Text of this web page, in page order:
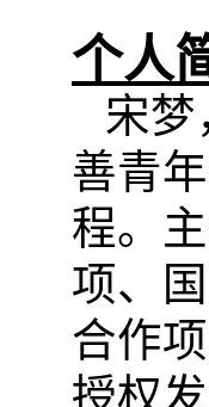
个人
宋梦
善青年
程。
项、
合作
授权